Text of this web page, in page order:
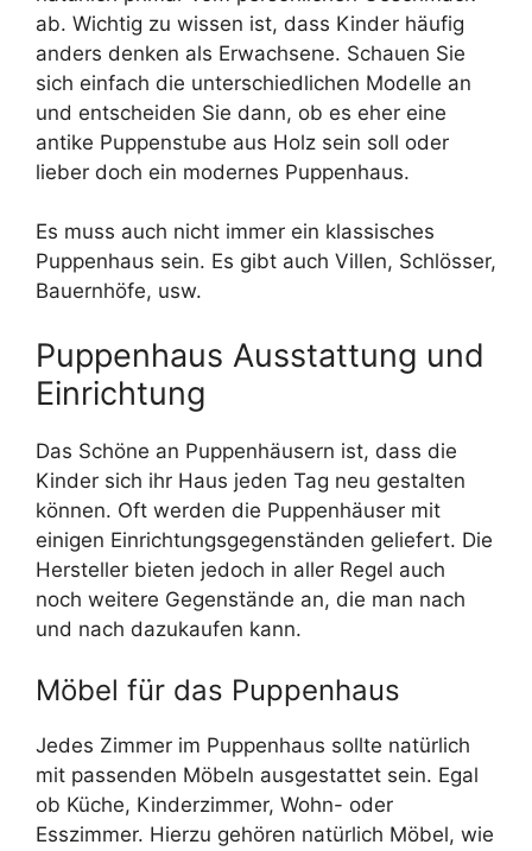
ab. Wichtig zu wissen ist, dass Kinder häufig
anders denken als Erwachsene. Schauen Sie
sich einfach die unterschiedlichen Modelle an
und entscheiden Sie dann, ob es eher eine
antike Puppenstube aus Holz sein soll oder
lieber doch ein modernes Puppenhaus.
Es muss auch nicht immer ein klassisches
Puppenhaus sein. Es gibt auch Villen, Schlösser,
Bauernhöfe, usw.
Puppenhaus Ausstattung und
Einrichtung
Das Schöne an Puppenhäusern ist, dass die
Kinder sich ihr Haus jeden Tag neu gestalten
können. Oft werden die Puppenhäuser mit
einigen Einrichtungsgegenständen geliefert. Die
Hersteller bieten jedoch in aller Regel auch
noch weitere Gegenstände an, die man nach
und nach dazukaufen kann.
Möbel für das Puppenhaus
Jedes Zimmer im Puppenhaus sollte natürlich
mit passenden Möbeln ausgestattet sein. Egal
ob Küche, Kinderzimmer, Wohn- oder
Esszimmer. Hierzu gehören natürlich Möbel, wie